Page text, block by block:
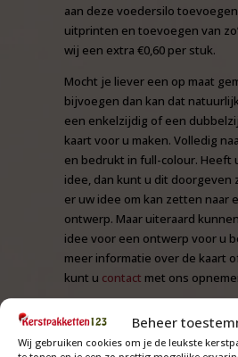
Beheer
Wij gebruiken cookies om je de leukste
aan deze voedersilo
uitprinten en toevoegen van
wij een extra €0,60 per stuk.
Mocht je liever een op maat
bijvoegen dan kan dat
een enkelzijdig of een
kaart voor u maken. Volledig
en bedrukt in full-colour. Heeft
idee, dan kunt u dit doorgeven
er uw idee om kan zetten naar
ontwerp. Maar uiteraard
idee voor een ontwerp voor u
meer informatie over de kaart
kunt u contact met ons